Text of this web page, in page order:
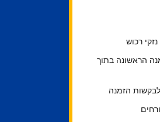
הראשונה בתוך
לבקשות הזמנה